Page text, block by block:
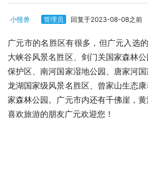
小怪兽ゞ 管理员 回复于2023-08-08之前
广元市的名胜区有很多，但广元入选
大峡谷风景名胜区、剑门关国家森林
保护区、南河国家湿地公园、唐家河
龙湖国家级风景名胜区、曾家山生态
家森林公园。广元市内还有千佛崖，黄
喜欢旅游的朋友广元欢迎您！